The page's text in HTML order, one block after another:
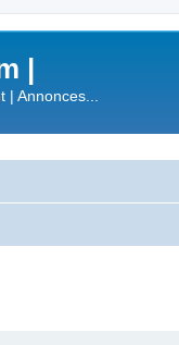
|
Annonces...